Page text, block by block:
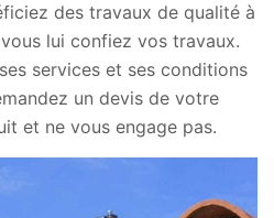
des travaux de qualité à
lui confiez vos travaux.
services et ses conditions
un devis de votre
et ne vous engage pas.